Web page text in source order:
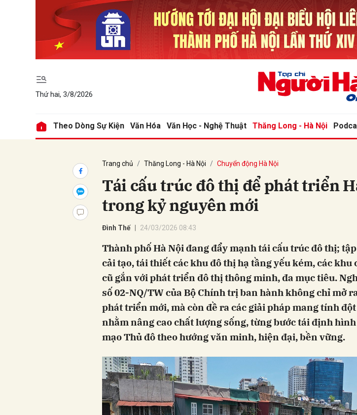
Thứ hai, 3/8/2026
Theo Dòng Sự Kiện Văn Hóa Văn Học - Nghệ Thuật Thăng Long - Hà Nội
Trang chủ Thăng Long - Hà Nội Chuyển động Hà Nội
Tái cấu trúc đô thị để phát triển
trong kỷ nguyên mới
Đình Thế 24/03/2026 08:43
Thành phố Hà Nội đang đẩy mạnh tái cấu trúc đô thị;
cải tạo, tái thiết các khu đô thị hạ tầng yếu kém, các khu
cũ gắn với phát triển đô thị thông minh, đa mục tiêu.
số 02-NQ/TW của Bộ Chính trị ban hành không chỉ mở
phát triển mới, mà còn đề ra các giải pháp mang tính
nhằm nâng cao chất lượng sống, từng bước tái định
mạo Thủ đô theo hướng văn minh, hiện đại, bền vững.
Gửi bình luận